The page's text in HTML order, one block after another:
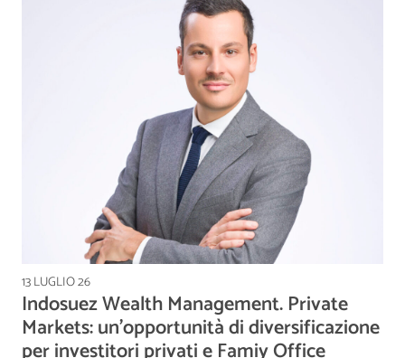
13 LUGLIO 26
Indosuez Wealth Management. Private
Markets: un’opportunità di diversificazione